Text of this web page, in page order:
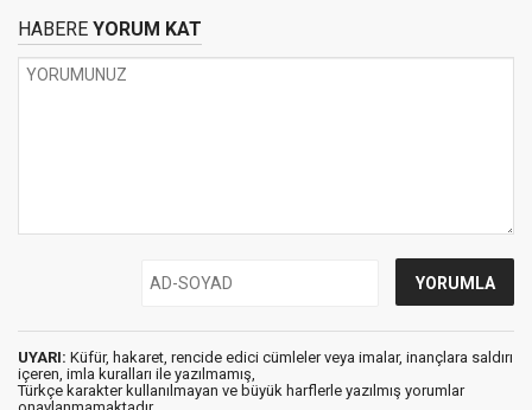
HABERE YORUM KAT
UYARI: Küfür, hakaret, rencide edici cümleler veya imalar, inançlara saldırı
içeren, imla kuralları ile yazılmamış,
Türkçe karakter kullanılmayan ve büyük harflerle yazılmış yorumlar